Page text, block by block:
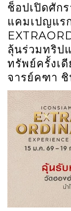
ช็อปเปิดศัก
แคมเปญแร
ลุ้นร่วมทริป
ทรัพย์ครั้งเ
จารย์คฑา